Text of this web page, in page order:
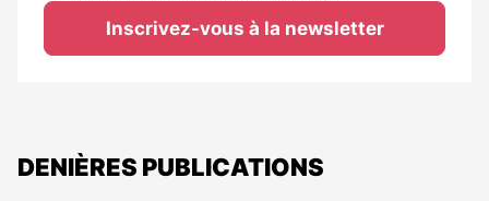
Inscrivez-vous à la newsletter
DENIÈRES PUBLICATIONS